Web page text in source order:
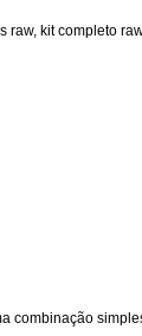
raw, kit completo raw
combinação